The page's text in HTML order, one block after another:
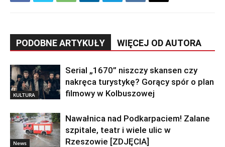
PODOBNE ARTYKUŁY WIĘCEJ OD AUTORA
KULTURA
Serial „1670” niszczy skansen czy
nakręca turystykę? Gorący spór o plan
filmowy w Kolbuszowej
News
Nawałnica nad Podkarpaciem! Zalane
szpitale, teatr i wiele ulic w
Rzeszowie [ZDJĘCIA]